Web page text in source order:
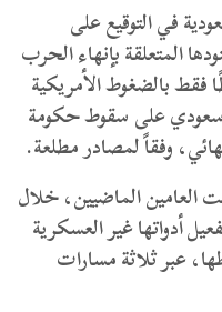
في التوقيع على
المتعلقة بإنهاء الحرب
فقط بالضغوط الأمريكية
سعودي على سقوط حكومة
وفقاً لمصادر مطلعة.
العامين الماضيين، خلال
أدواتها غير العسكرية
عبر ثلاثة مسارات